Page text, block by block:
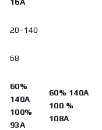
20-140
68
60%
140A
100%
93A
60% 140A
100 %
108A